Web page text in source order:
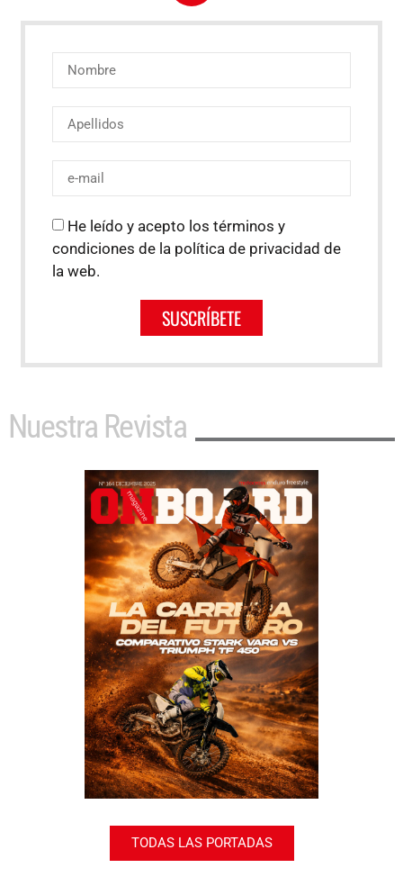
He leído y acepto los términos y
condiciones de la política de privacidad de
la web.
SUSCRÍBETE
Nuestra Revista
TODAS LAS PORTADAS